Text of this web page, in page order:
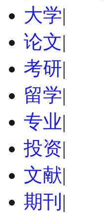
大学|
论文|
考研|
留学|
专业|
投资|
文献|
期刊 |